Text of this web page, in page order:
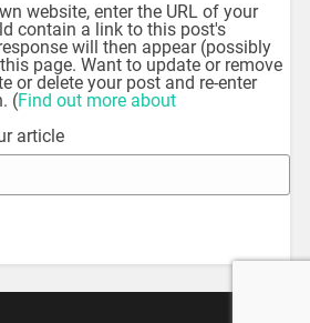
website, enter the URL of your
contain a link to this post's
will then appear (possibly
page. Want to update or remove
or delete your post and re-enter
(Find out more about
article